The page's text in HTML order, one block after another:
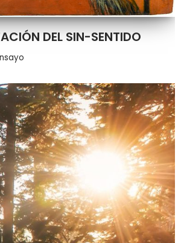
DEL SIN-SENTIDO